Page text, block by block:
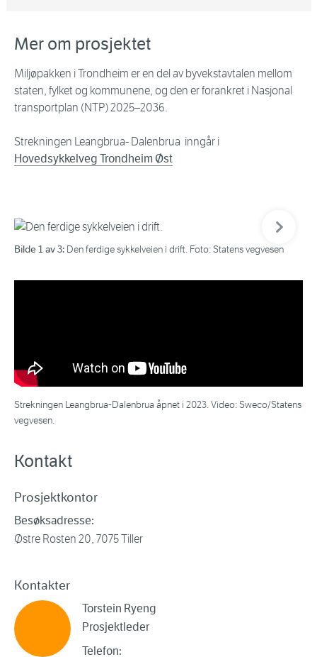
Mer om prosjektet
Miljøpakken i Trondheim er en del av byvekstavtalen mellom
staten, fylket og kommunene, og den er forankret i Nasjonal
transportplan (NTP) 2025–2036.
Strekningen Leangbrua- Dalenbrua inngår i
Hovedsykkelveg Trondheim Øst
Bilde 1 av 3: Den ferdige sykkelveien i drift. Foto: Statens vegvesen
Strekningen Leangbrua-Dalenbrua åpnet i 2023. Video: Sweco/Statens
vegvesen.
Kontakt
Prosjektkontor
Besøksadresse:
Østre Rosten 20, 7075 Tiller
Kontakter
Torstein Ryeng
Prosjektleder
Telefon: